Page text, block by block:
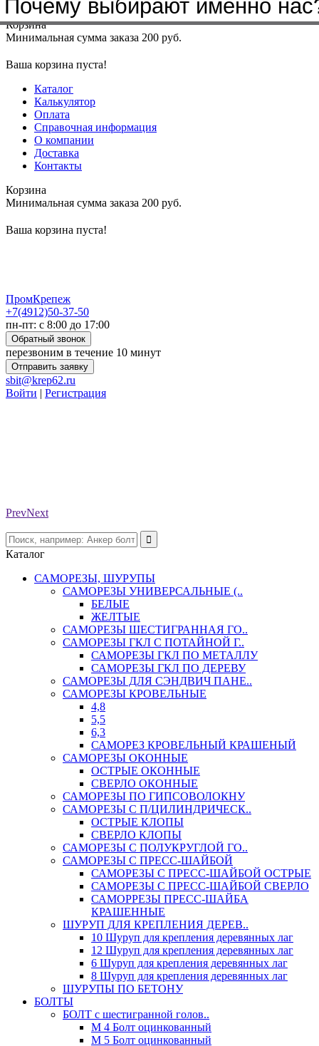
Меню+7(4912)50-37-50sbit@krep62.ru
Корзина
Минимальная сумма заказа 200 руб.
Ваша корзина пуста!
Каталог
Калькулятор
Оплата
Справочная информация
О компании
Доставка
Контакты
Корзина
Минимальная сумма заказа 200 руб.
Ваша корзина пуста!
ПромКрепеж
+7(4912)50-37-50
пн-пт: с 8:00 до 17:00
Обратный звонок
перезвоним в течение 10 минут
Отправить заявку
sbit@krep62.ru
Войти | Регистрация
PrevNext
Каталог
САМОРЕЗЫ, ШУРУПЫ
САМОРЕЗЫ УНИВЕРСАЛЬНЫЕ (..
БЕЛЫЕ
ЖЕЛТЫЕ
САМОРЕЗЫ ШЕСТИГРАННАЯ ГО..
САМОРЕЗЫ ГКЛ С ПОТАЙНОЙ Г..
САМОРЕЗЫ ГКЛ ПО МЕТАЛЛУ
САМОРЕЗЫ ГКЛ ПО ДЕРЕВУ
САМОРЕЗЫ ДЛЯ СЭНДВИЧ ПАНЕ..
САМОРЕЗЫ КРОВЕЛЬНЫЕ
4,8
5,5
6,3
САМОРЕЗ КРОВЕЛЬНЫЙ КРАШЕНЫЙ
САМОРЕЗЫ ОКОННЫЕ
ОСТРЫЕ ОКОННЫЕ
СВЕРЛО ОКОННЫЕ
САМОРЕЗЫ ПО ГИПСОВОЛОКНУ
САМОРЕЗЫ С П/ЦИЛИНДРИЧЕСК..
ОСТРЫЕ КЛОПЫ
СВЕРЛО КЛОПЫ
САМОРЕЗЫ С ПОЛУКРУГЛОЙ ГО..
САМОРЕЗЫ С ПРЕСС-ШАЙБОЙ
САМОРЕЗЫ С ПРЕСС-ШАЙБОЙ ОСТРЫЕ
САМОРЕЗЫ С ПРЕСС-ШАЙБОЙ СВЕРЛО
САМОРРЕЗЫ ПРЕСС-ШАЙБА
КРАШЕННЫЕ
ШУРУП ДЛЯ КРЕПЛЕНИЯ ДЕРЕВ..
10 Шуруп для крепления деревянных лаг
12 Шуруп для крепления деревянных лаг
6 Шуруп для крепления деревянных лаг
8 Шуруп для крепления деревянных лаг
ШУРУПЫ ПО БЕТОНУ
БОЛТЫ
БОЛТ с шестигранной голов..
М 4 Болт оцинкованный
М 5 Болт оцинкованный
Почему выбирают именно